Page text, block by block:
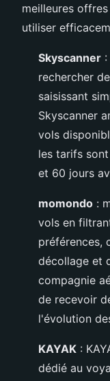
meilleures
utiliser
Skyscanner
rechercher
saisissant
Skyscanner
vols
les tarifs
et 60 jours
momondo :
vols en
préférences,
décollage et
compagnie
de recevoir
l'évolution
KAYAK :
dédié au